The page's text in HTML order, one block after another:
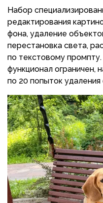
Набор
редактирования
фона, удаление
перестановка света,
по текстовому
функционал ограничен,
по 20 попыток удаления